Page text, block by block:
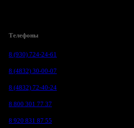
Телефоны
8 (930) 724-24-61
8 (4832) 30-00-07
8 (4832) 72-40-24
8 800 301 77 37
8 920 831 87 55